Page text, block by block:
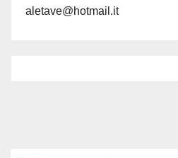
aletave@hotmail.it